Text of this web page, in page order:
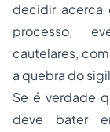
decidir acerca
processo,
cautelares,
a quebra do
Se é verdade
deve bater